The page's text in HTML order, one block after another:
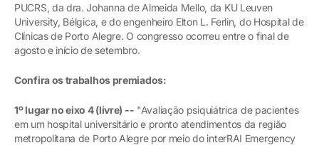
PUCRS, da dra. Johanna de Almeida Mello, da KU Leuven
University, Bélgica, e do engenheiro Elton L. Ferlin, do Hospital de
Clínicas de Porto Alegre. O congresso ocorreu entre o final de
agosto e início de setembro.
Confira os trabalhos premiados:
1º lugar no eixo 4 (livre) -- "Avaliação psiquiátrica de pacientes
em um hospital universitário e pronto atendimentos da região
metropolitana de Porto Alegre por meio do interRAI Emergency